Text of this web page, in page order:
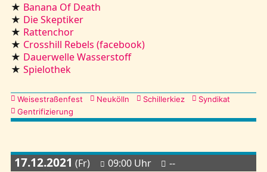
★ Banana Of Death
★ Die Skeptiker
★ Rattenchor
★ Crosshill Rebels (facebook)
★ Dauerwelle Wasserstoff
★ Spielothek
Kategorien
Weisestraßenfest Neukölln Schillerkiez
Syndikat
Gentrifizierung
17.12.2021 (Fr) 09:00 Uhr --